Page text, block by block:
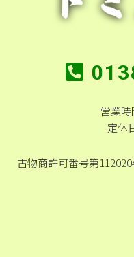
営業
定休
古物商許可番号第